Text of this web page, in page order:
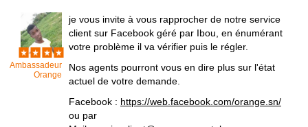
Ambassadeur
Orange
je vous invite à vous rapprocher de notre service
client sur Facebook géré par Ibou, en énumérant
votre problème il va vérifier puis le régler.
Nos agents pourront vous en dire plus sur l'état
actuel de votre demande.
Facebook : https://web.facebook.com/orange.sn/
ou par